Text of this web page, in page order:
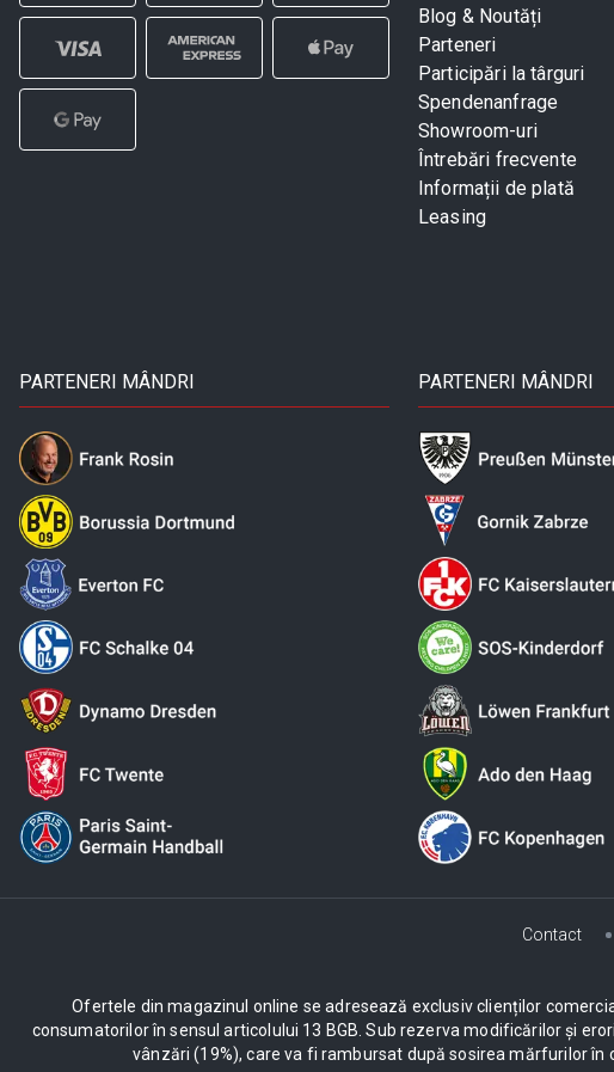
Blog & Noutăți
Parteneri
Participări la târguri
Spendenanfrage
Showroom-uri
Întrebări frecvente
Informații de plată
Leasing
PARTENERI MÂNDRI PARTENERI MÂNDRI
Contact
Ofertele din magazinul online se adresează exclusiv clienților
consumatorilor în sensul articolului 13 BGB. Sub rezerva modificărilor și
vânzări (19%), care va fi rambursat după sosirea mărfurilor